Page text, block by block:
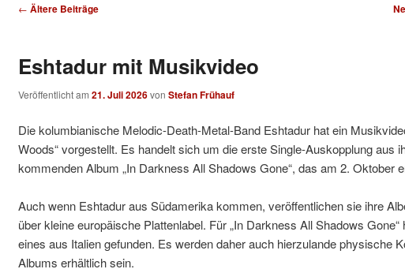
Beitragsnavigation
← Ältere Beiträge
Eshtadur mit Musikvideo
Veröffentlicht am 21. Juli 2026von Stefan Frühauf
Die kolumbianische Melodic-Death-Metal-Band Eshtadur hat ein
Woods“ vorgestellt. Es handelt sich um die erste Single-Auskopplung aus
kommenden Album „In Darkness All Shadows Gone“, das am 2. Oktober
Auch wenn Eshtadur aus Südamerika kommen, veröffentlichen sie ihre
über kleine europäische Plattenlabel. Für „In Darkness All Shadows Gone“
eines aus Italien gefunden. Es werden daher auch hierzulande physische
Albums erhältlich sein.